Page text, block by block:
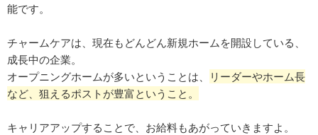
能です。
チャームケアは、現在もどんどん新規ホームを開設している、
成長中の企業。
オープニングホームが多いということは、
リーダーやホーム長
など、狙えるポストが豊富ということ。
キャリアアップすることで、お給料もあがっていきますよ。